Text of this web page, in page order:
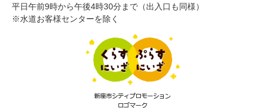
平日午前9時から午後4時30分まで（出入口も同様）
※水道お客様センターを除く